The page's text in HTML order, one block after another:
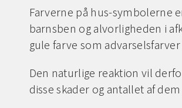
Farverne på hus-symbolerne
barnsben og alvorligheden i
gule farve som
Den naturlige reaktion vil
disse skader og antallet af